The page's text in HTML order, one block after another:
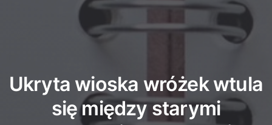
Ukryta wioska wróżek wtula
się między starymi